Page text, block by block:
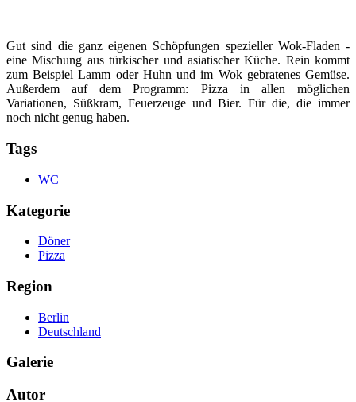
Gut sind die ganz eigenen Schöpfungen spezieller Wok-Fladen -
eine Mischung aus türkischer und asiatischer Küche. Rein kommt
zum Beispiel Lamm oder Huhn und im Wok gebratenes Gemüse.
Außerdem auf dem Programm: Pizza in allen möglichen
Variationen, Süßkram, Feuerzeuge und Bier. Für die, die immer
noch nicht genug haben.
Tags
WC
Kategorie
Döner
Pizza
Region
Berlin
Deutschland
Galerie
Autor